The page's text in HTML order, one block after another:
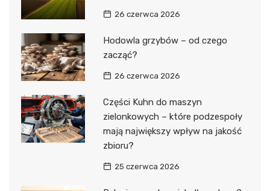
26 czerwca 2026
Hodowla grzybów – od czego
zacząć?
26 czerwca 2026
Części Kuhn do maszyn
zielonkowych – które podzespoły
mają największy wpływ na jakość
zbioru?
25 czerwca 2026